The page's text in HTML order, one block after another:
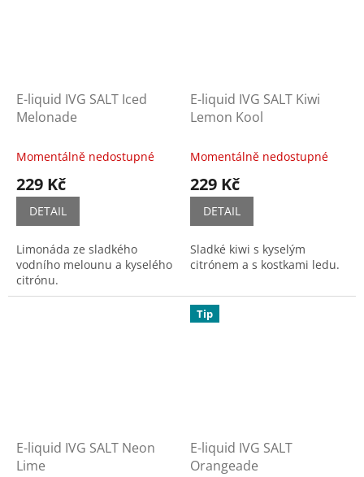
E-liquid IVG SALT Iced
Melonade
Momentálně nedostupné
229 Kč
DETAIL
Limonáda ze sladkého
vodního melounu a kyselého
citrónu.
E-liquid IVG SALT Kiwi
Lemon Kool
Momentálně nedostupné
229 Kč
DETAIL
Sladké kiwi s kyselým
citrónem a s kostkami ledu.
E-liquid IVG SALT Neon
Lime
Tip
E-liquid IVG SALT
Orangeade